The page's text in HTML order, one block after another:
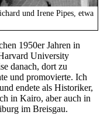
und Irene Pipes, etwa
1950er Jahren in
University
danach, dort zu
und promovierte. Ich
endete als Historiker,
in Kairo, aber auch in
im Breisgau.